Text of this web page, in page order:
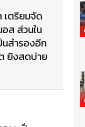
เตรียมจัด
ส ส่วนใน
นสำรองอีก
ยิงสดบ่าย